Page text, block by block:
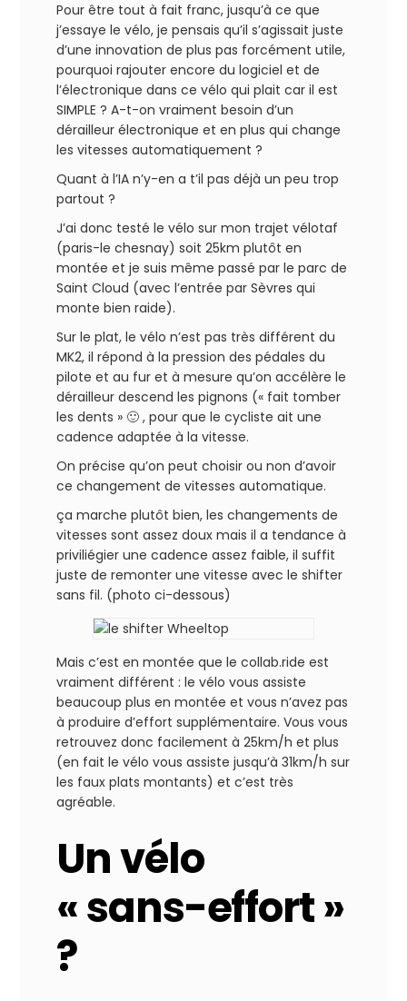
Pour être tout à fait franc, jusqu’à ce que
j’essaye le vélo, je pensais qu’il s’agissait juste
d’une innovation de plus pas forcément utile,
pourquoi rajouter encore du logiciel et de
l’électronique dans ce vélo qui plait car il est
SIMPLE ? A-t-on vraiment besoin d’un
dérailleur électronique et en plus qui change
les vitesses automatiquement ?
Quant à l’IA n’y-en a t’il pas déjà un peu trop
partout ?
J’ai donc testé le vélo sur mon trajet vélotaf
(paris-le chesnay) soit 25km plutôt en
montée et je suis même passé par le parc de
Saint Cloud (avec l’entrée par Sèvres qui
monte bien raide).
Sur le plat, le vélo n’est pas très différent du
MK2, il répond à la pression des pédales du
pilote et au fur et à mesure qu’on accélère le
dérailleur descend les pignons (« fait tomber
les dents » 🙂 , pour que le cycliste ait une
cadence adaptée à la vitesse.
On précise qu’on peut choisir ou non d’avoir
ce changement de vitesses automatique.
ça marche plutôt bien, les changements de
vitesses sont assez doux mais il a tendance à
priviliégier une cadence assez faible, il suffit
juste de remonter une vitesse avec le shifter
sans fil. (photo ci-dessous)
Mais c’est en montée que le collab.ride est
vraiment différent : le vélo vous assiste
beaucoup plus en montée et vous n’avez pas
à produire d’effort supplémentaire. Vous vous
retrouvez donc facilement à 25km/h et plus
(en fait le vélo vous assiste jusqu’à 31km/h sur
les faux plats montants) et c’est très
agréable.
Un vélo
« sans-effort »
?